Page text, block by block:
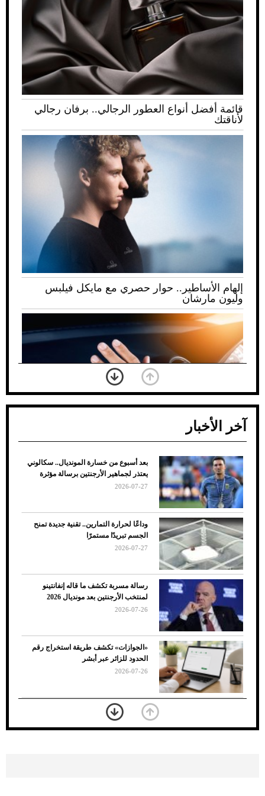
قائمة أفضل أنواع العطور الرجالي.. برفان رجالي
لأناقتك
إلهام الأساطير.. حوار حصري مع مايكل فيلبس
وليون مارشان
ضعف تبريد مكيف السيارة عند الوقوف.. أشهر
الأسباب والحلول
7 نصائح لاختيار لون البنطلون المناسب للقميص
الأسود
آخر الأخبار
بعد أسبوع من خسارة المونديال.. سكالوني
يعتذر لجماهير الأرجنتين برسالة مؤثرة
2026-07-27
وداعًا لحرارة التمارين.. تقنية جديدة تمنح
الجسم تبريدًا مستمرًا
2026-07-27
رسالة مسربة تكشف ما قاله إنفانتينو
لمنتخب الأرجنتين بعد مونديال 2026
2026-07-26
«الجوازات» تكشف طريقة استخراج رقم
الحدود للزائر عبر أبشر
2026-07-26
بعد 7 أشهر من تعرضه لحادث مروع.. جوشوا
يفوز على برينغا بـ"الضربة القاضية" (فيديو)
2026-07-26